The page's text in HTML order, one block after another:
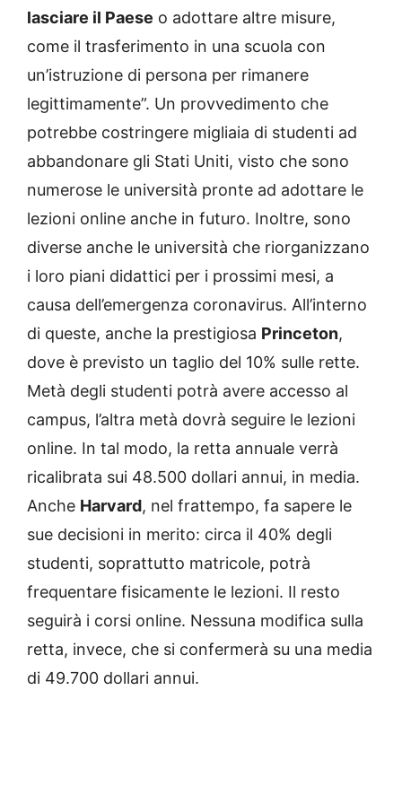
lasciare il Paese o adottare altre misure,
come il trasferimento in una scuola con
un’istruzione di persona per rimanere
legittimamente”. Un provvedimento che
potrebbe costringere migliaia di studenti ad
abbandonare gli Stati Uniti, visto che sono
numerose le università pronte ad adottare le
lezioni online anche in futuro. Inoltre, sono
diverse anche le università che riorganizzano
i loro piani didattici per i prossimi mesi, a
causa dell’emergenza coronavirus. All’interno
di queste, anche la prestigiosa Princeton,
dove è previsto un taglio del 10% sulle rette.
Metà degli studenti potrà avere accesso al
campus, l’altra metà dovrà seguire le lezioni
online. In tal modo, la retta annuale verrà
ricalibrata sui 48.500 dollari annui, in media.
Anche Harvard, nel frattempo, fa sapere le
sue decisioni in merito: circa il 40% degli
studenti, soprattutto matricole, potrà
frequentare fisicamente le lezioni. Il resto
seguirà i corsi online. Nessuna modifica sulla
retta, invece, che si confermerà su una media
di 49.700 dollari annui.